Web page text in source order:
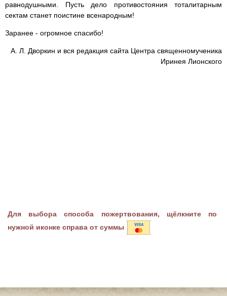
равнодушными. Пусть дело противостояния тоталитарным
сектам станет поистине всенародным!
Заранее - огромное спасибо!
А. Л. Дворкин и вся редакция сайта Центра священномученика
Иринея Лионского
Для выбора способа пожертвования, щёлкните по
нужной иконке справа от суммы